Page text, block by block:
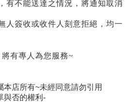
有不能送達之情況，將通知取消
人簽收或收件人刻意拒絕，均一
將有專人為您服務~
本店所有~未經同意請勿引用
與否的權利-